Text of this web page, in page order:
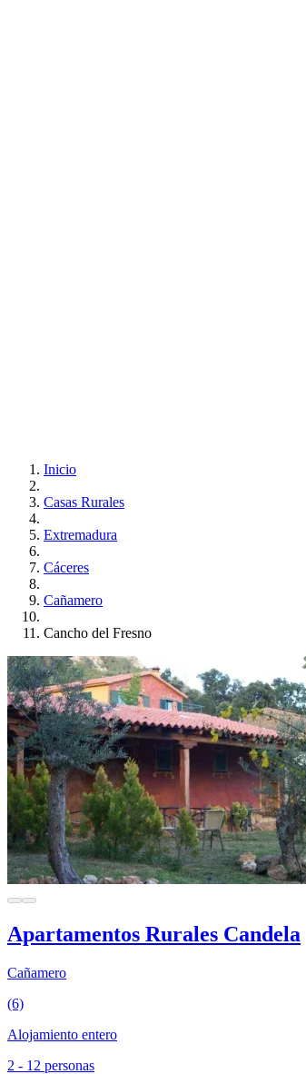
Inicio
Casas Rurales
Extremadura
Cáceres
Cañamero
Cancho del Fresno
Apartamentos Rurales Candela
Cañamero
(6)
Alojamiento entero
2 - 12 personas